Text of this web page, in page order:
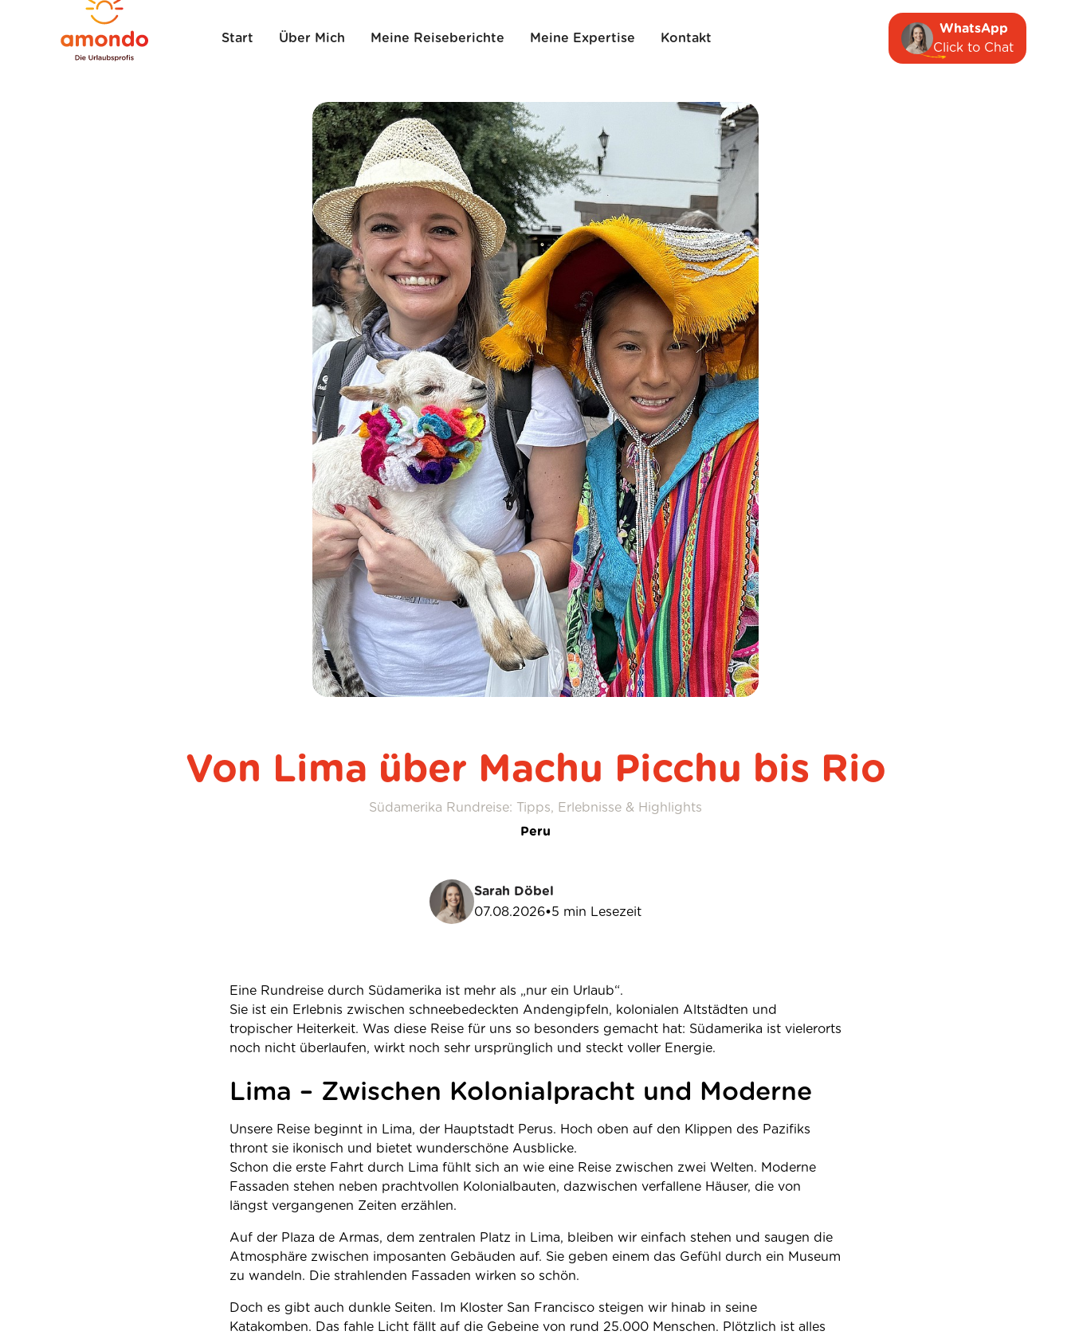
Start Über Mich Meine Reiseberichte Meine Expertise Kontakt
WhatsApp
Click to Chat
Von Lima über Machu Picchu bis Rio
Südamerika Rundreise: Tipps, Erlebnisse & Highlights
Peru
Sarah Döbel
07.08.2026•5 min Lesezeit
Eine Rundreise durch Südamerika ist mehr als „nur ein Urlaub“.
Sie ist ein Erlebnis zwischen schneebedeckten Andengipfeln, kolonialen Altstädten und
tropischer Heiterkeit. Was diese Reise für uns so besonders gemacht hat: Südamerika ist vielerorts
noch nicht überlaufen, wirkt noch sehr ursprünglich und steckt voller Energie.
Lima – Zwischen Kolonialpracht und Moderne
Unsere Reise beginnt in Lima, der Hauptstadt Perus. Hoch oben auf den Klippen des Pazifiks
thront sie ikonisch und bietet wunderschöne Ausblicke.
Schon die erste Fahrt durch Lima fühlt sich an wie eine Reise zwischen zwei Welten. Moderne
Fassaden stehen neben prachtvollen Kolonialbauten, dazwischen verfallene Häuser, die von
längst vergangenen Zeiten erzählen.
Auf der Plaza de Armas, dem zentralen Platz in Lima, bleiben wir einfach stehen und saugen die
Atmosphäre zwischen imposanten Gebäuden auf. Sie geben einem das Gefühl durch ein Museum
zu wandeln. Die strahlenden Fassaden wirken so schön.
Doch es gibt auch dunkle Seiten. Im Kloster San Francisco steigen wir hinab in seine
Katakomben. Das fahle Licht fällt auf die Gebeine von rund 25.000 Menschen. Plötzlich ist alles